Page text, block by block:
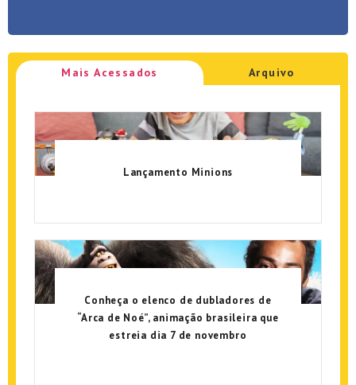
Mais Acessados Arquivo
Lançamento Minions
Conheça o elenco de dubladores de
“Arca de Noé”, animação brasileira que
estreia dia 7 de novembro